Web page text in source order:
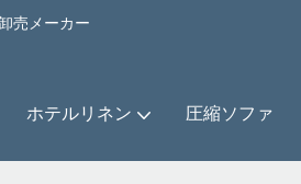
売メーカー
ホテルリネン 圧縮ソファ